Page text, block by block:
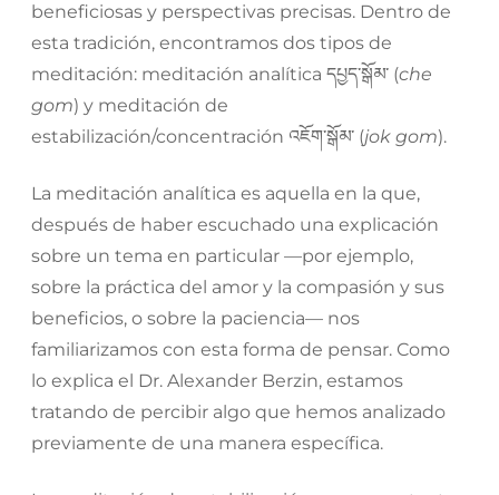
beneficiosas y perspectivas precisas. Dentro de
esta tradición, encontramos dos tipos de
meditación: meditación analíticaདཔྱད་སྒོམ་ (che
gom) y meditación de
estabilización/concentración འཇོག་སྒོམ་ (jok gom).
La meditación analítica es aquella en la que,
después de haber escuchado una explicación
sobre un tema en particular —por ejemplo,
sobre la práctica del amor y la compasión y sus
beneficios, o sobre la paciencia— nos
familiarizamos con esta forma de pensar. Como
lo explica el Dr. Alexander Berzin, estamos
tratando de percibir algo que hemos analizado
previamente de una manera específica.